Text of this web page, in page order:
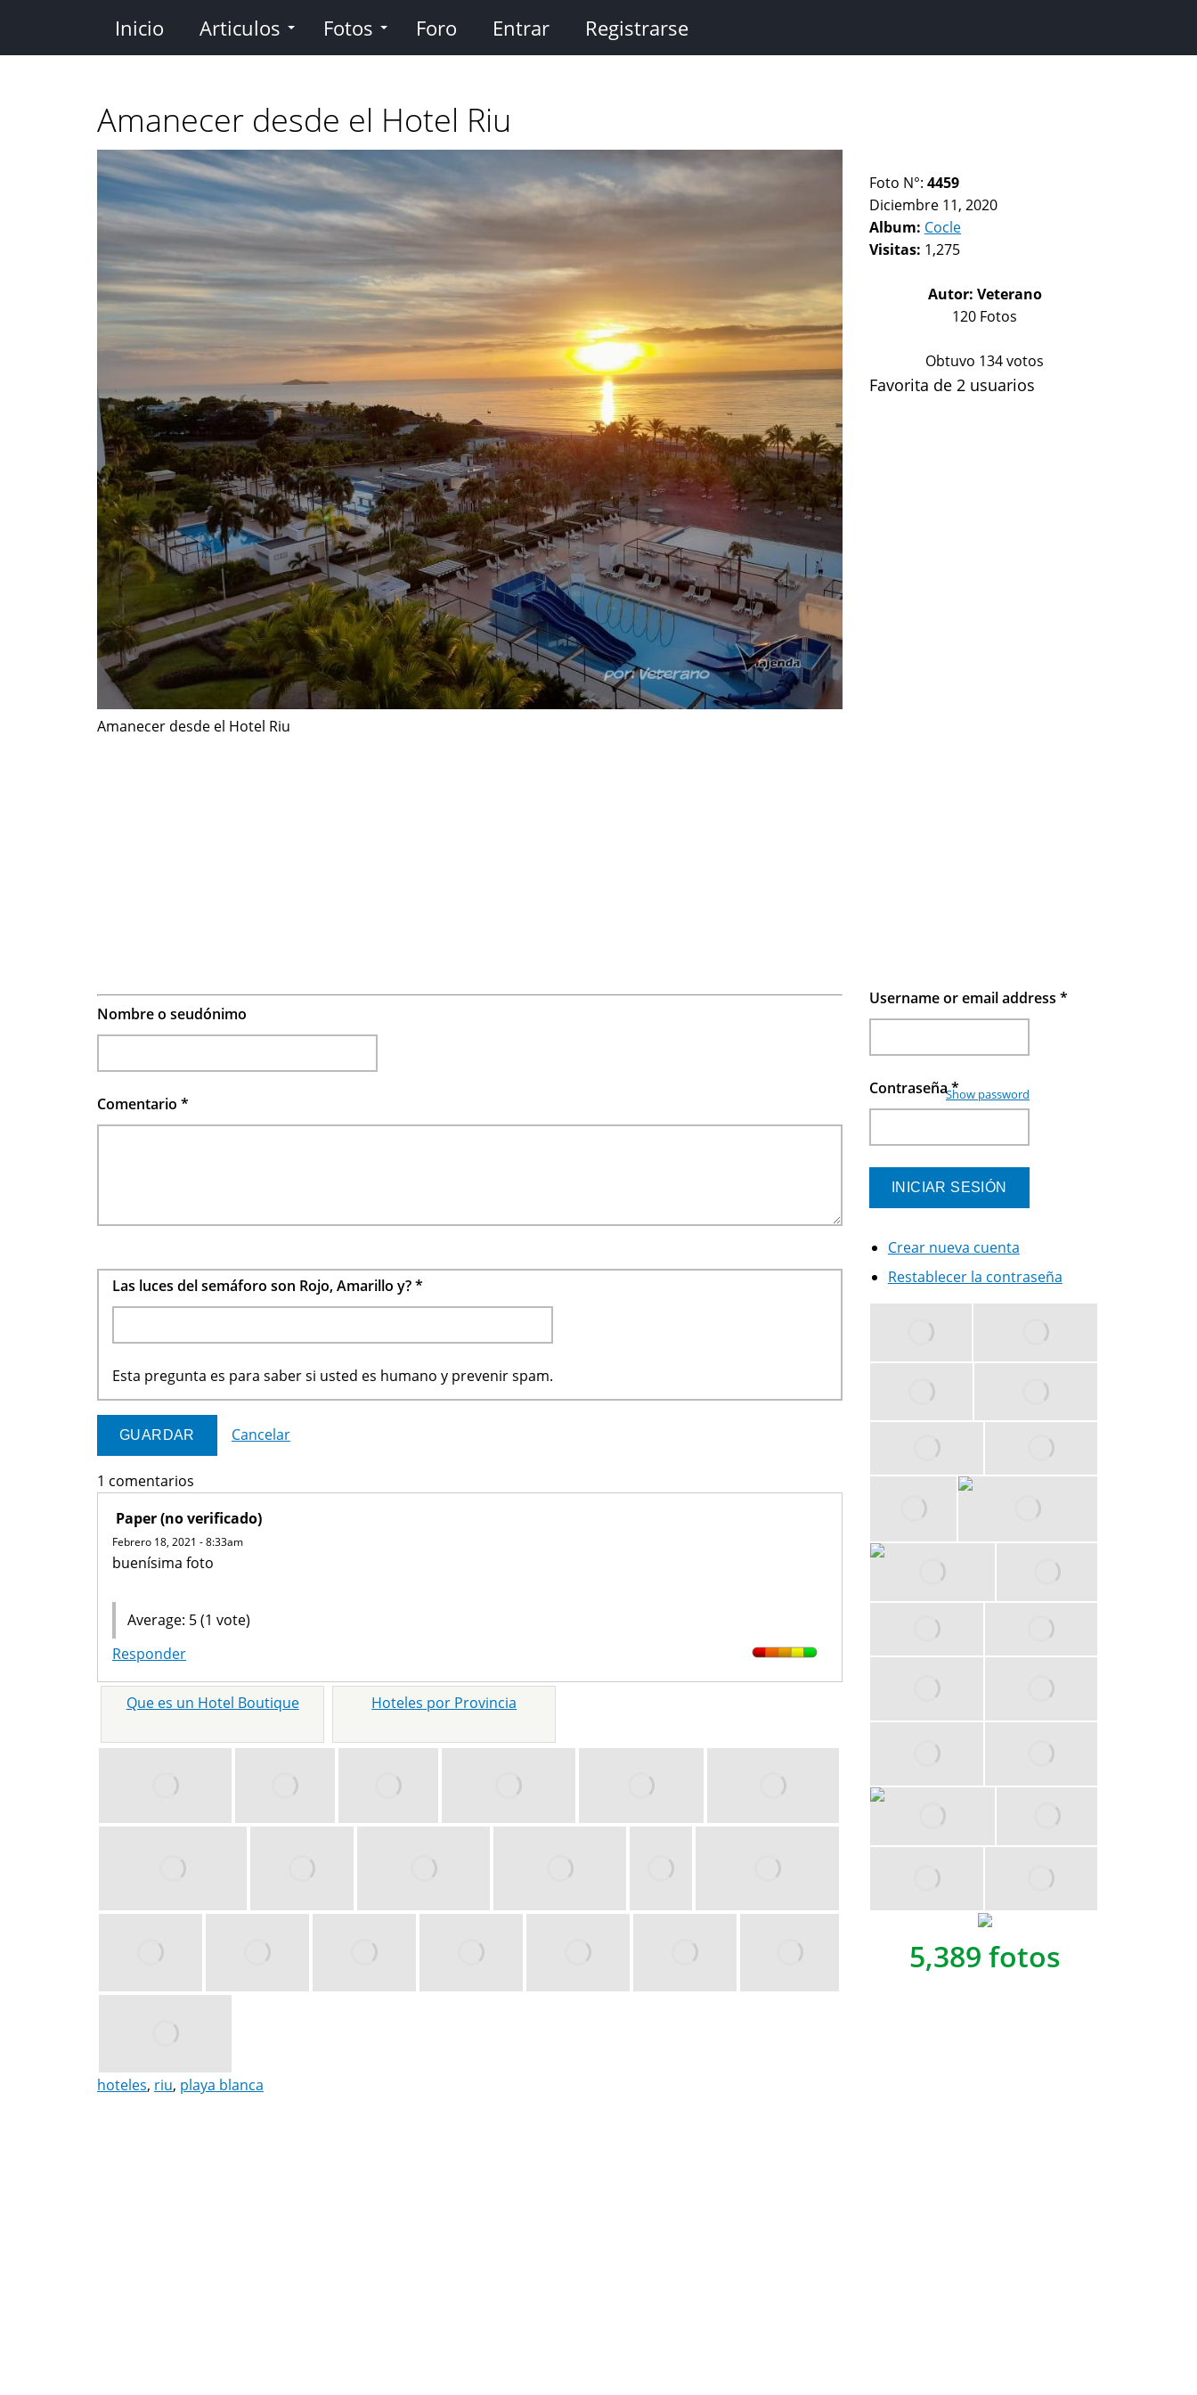
contenido
Inicio Articulos Fotos Foro Entrar Registrarse
Amanecer desde el Hotel Riu
Amanecer desde el Hotel Riu
Foto N°: 4459
Diciembre 11, 2020
Album: Cocle
Visitas: 1,275
Autor: Veterano
120 Fotos
Obtuvo 134 votos
Favorita de 2 usuarios
Nombre o seudónimo
Comentario *
Las luces del semáforo son Rojo, Amarillo y?*
Esta pregunta es para saber si usted es humano y prevenir spam.
Cancelar
1 comentarios
Paper (no verificado)
Febrero 18, 2021 - 8:33am
buenísima foto
Average: 5(1 vote)
Responder
Que es un Hotel Boutique Hoteles por Provincia
hoteles, riu, playa blanca
Username or email address *
Contraseña*
Show password
Crear nueva cuenta
Restablecer la contraseña
5,389 fotos